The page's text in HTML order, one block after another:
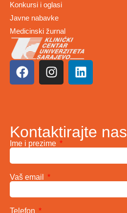
Konkursi i oglasi
Javne nabavke
Medicinski žurnal
Kontaktirajte nas
Ime i prezime
Vaš email
Telefon